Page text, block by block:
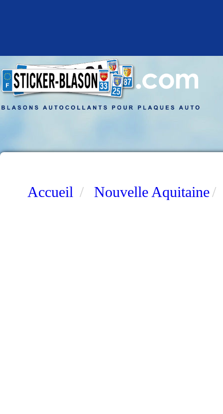
Accueil Nouvelle Aquitaine